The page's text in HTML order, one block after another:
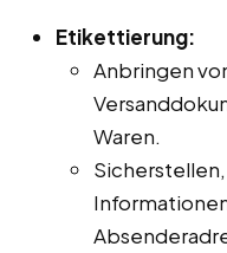
Etikettierung:
Anbringen
Waren.